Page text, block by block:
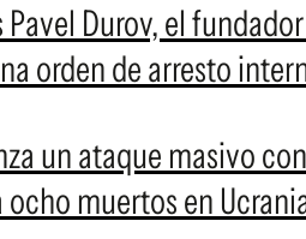
Pavel Durov, el
orden de arresto
un ataque masivo
ocho muertos en